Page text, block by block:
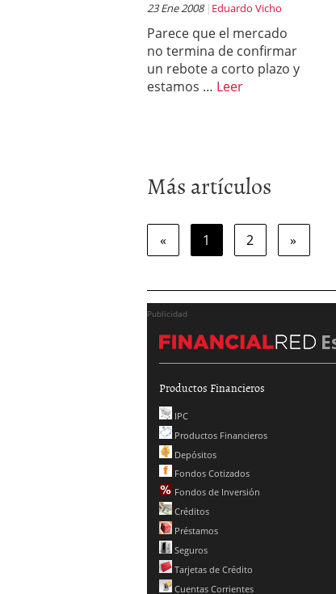
23 Ene 2008 Eduardo Vicho
Parece que el mercado
no termina de confirmar
un rebote a corto plazo y
estamos … Leer
Más artículos
« 1 2 »
Publicidad
Productos Financieros
IPC
Productos Financieros
Depósitos
Fondos Cotizados
Fondos de Inversión
Créditos
Préstamos
Seguros
Tarjetas de Crédito
Cuentas Corrientes